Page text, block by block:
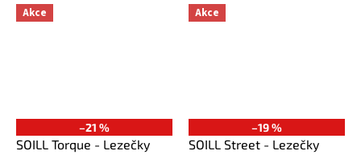
Akce
–21 %
SOILL Torque - Lezečky
Akce
–19 %
SOILL Street - Lezečky